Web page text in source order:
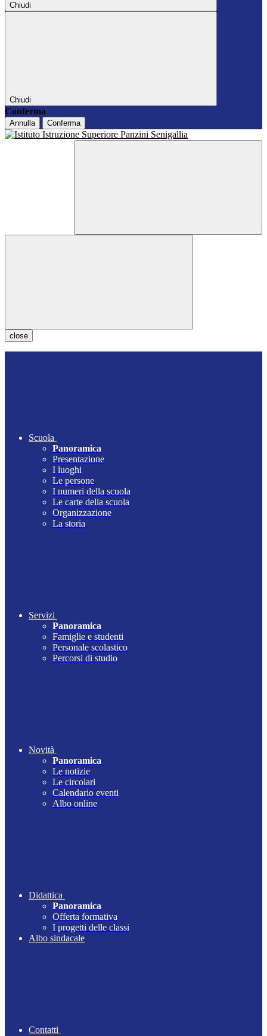
Chiudi
Chiudi
Conferma
Annulla Conferma
close
Scuola
Panoramica
Presentazione
I luoghi
Le persone
I numeri della scuola
Le carte della scuola
Organizzazione
La storia
Servizi
Panoramica
Famiglie e studenti
Personale scolastico
Percorsi di studio
Novità
Panoramica
Le notizie
Le circolari
Calendario eventi
Albo online
Didattica
Panoramica
Offerta formativa
I progetti delle classi
Albo sindacale
Contatti